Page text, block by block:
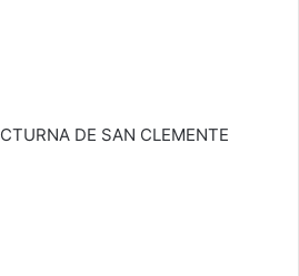
DE SAN CLEMENTE